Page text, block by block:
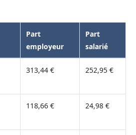
Part
employeur
Part
salarié
313,44 € 252,95 €
118,66 € 24,98 €